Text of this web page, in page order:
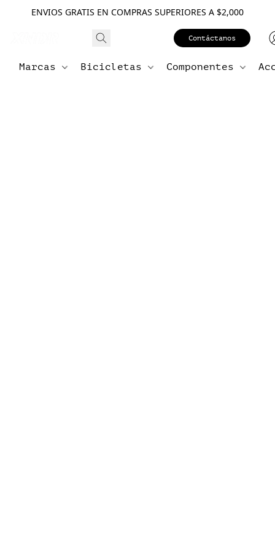
ENVIOS GRATIS EN COMPRAS SUPERIORES A $2,000
Contáctanos
Marcas Bicicletas Componentes